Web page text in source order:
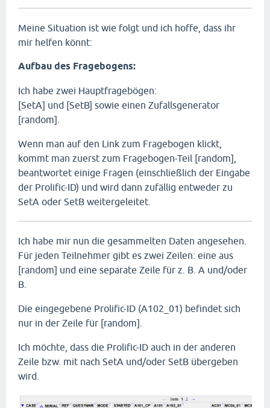
Meine Situation ist wie folgt und ich hoffe, dass ihr
mir helfen könnt:
Aufbau des Fragebogens:
Ich habe zwei Hauptfragebögen:
[SetA] und [SetB] sowie einen Zufallsgenerator
[random].
Wenn man auf den Link zum Fragebogen klickt,
kommt man zuerst zum Fragebogen-Teil [random],
beantwortet einige Fragen (einschließlich der Eingabe
der Prolific-ID) und wird dann zufällig entweder zu
SetA oder SetB weitergeleitet.
Ich habe mir nun die gesammelten Daten angesehen.
Für jeden Teilnehmer gibt es zwei Zeilen: eine aus
[random] und eine separate Zeile für z. B. A und/oder
B.
Die eingegebene Prolific-ID (A102_01) befindet sich
nur in der Zeile für [random].
Ich möchte, dass die Prolific-ID auch in der anderen
Zeile bzw. mit nach SetA und/oder SetB übergeben
wird.